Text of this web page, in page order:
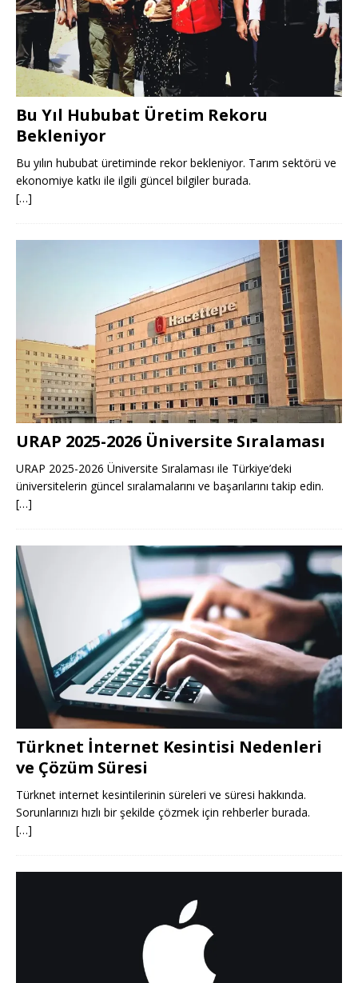
Bu Yıl Hububat Üretim Rekoru
Bekleniyor
Bu yılın hububat üretiminde rekor bekleniyor. Tarım sektörü ve
ekonomiye katkı ile ilgili güncel bilgiler burada.
[…]
URAP 2025-2026 Üniversite Sıralaması
URAP 2025-2026 Üniversite Sıralaması ile Türkiye’deki
üniversitelerin güncel sıralamalarını ve başarılarını takip edin.
[…]
Türknet İnternet Kesintisi Nedenleri
ve Çözüm Süresi
Türknet internet kesintilerinin süreleri ve süresi hakkında.
Sorunlarınızı hızlı bir şekilde çözmek için rehberler burada.
[…]